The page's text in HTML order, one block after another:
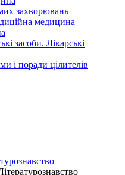
захворювань
медицина
засоби. Лікарські
і поради цілителів